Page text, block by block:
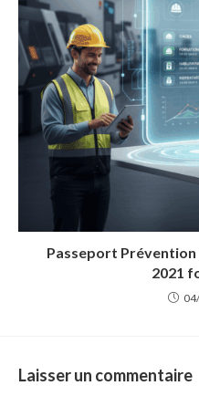
Passeport
2021
Laisser un commentaire